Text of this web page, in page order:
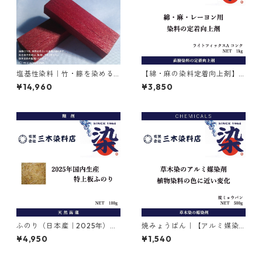
塩基性染料｜竹・籐を染める
｜1kg｜M.Bビスマークブロン
Ｂ（茶色）
¥14,960
【綿・麻の染料定着向上剤】
｜1kg｜ライトフィックスAコ
ンク
¥3,850
ふのり（日本産｜2025年）｜
糊剤｜100g
¥4,950
焼みょうばん｜【アルミ媒染
剤】｜500g｜焼ミョウバン
¥1,540